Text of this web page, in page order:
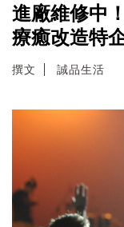
進廠維修中
療癒改造特
撰文 誠品生活